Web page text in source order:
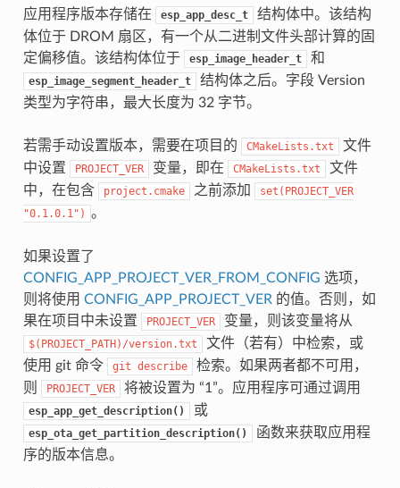
应用程序版本存储在 esp_app_desc_t
结构体中。该结构
体位于 DROM 扇区，有一个从二进制文件头部计算的固
定偏移值。该结构体位于
esp_image_header_t 和
esp_image_segment_header_t
结构体之后。字段 Version
类型为字符串，最大长度为 32 字节。
若需手动设置版本，需要在项目的 CMakeLists.txt
文件
中设置
PROJECT_VER 变量，即在 CMakeLists.txt
文件
中，在包含
project.cmake 之前添加
set(PROJECT_VER
"0.1.0.1") 。
如果设置了
CONFIG_APP_PROJECT_VER_FROM_CONFIG 选项，
则将使用 CONFIG_APP_PROJECT_VER 的值。否则，如
果在项目中未设置
PROJECT_VER 变量，则该变量将从
$(PROJECT_PATH)/version.txt
文件（若有）中检索，或
使用 git 命令
git describe
检索。如果两者都不可用，
则
PROJECT_VER 将被设置为 “1”。应用程序可通过调用
esp_app_get_description() 或
esp_ota_get_partition_description()
函数来获取应用程
序的版本信息。